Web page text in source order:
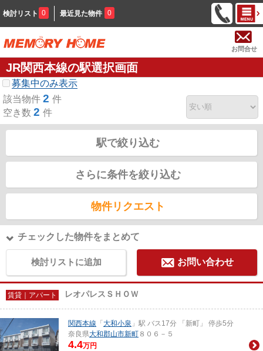
検討リスト 0 最近見た物件 0
お問合せ
JR関西本線の駅選択画面
募集中のみ表示
該当物件 2 件
空き数 2 件
駅で絞り込む
さらに条件を絞り込む
物件リクエスト
チェックした物件をまとめて
検討リストに追加 お問い合わせ
賃貸｜アパート レオパレスＳＨＯＷ
関西本線 「 大和小泉 」駅 バス17分 「新町」 停歩5分
奈良県大和郡山市新町 ８０６－５
4.4万円